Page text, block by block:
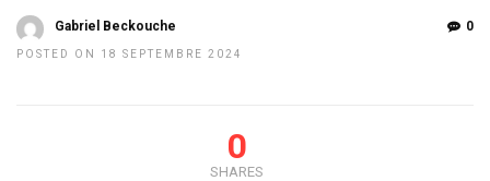
Gabriel Beckouche
POSTED ON 18 SEPTEMBRE 2024
0
0
SHARES